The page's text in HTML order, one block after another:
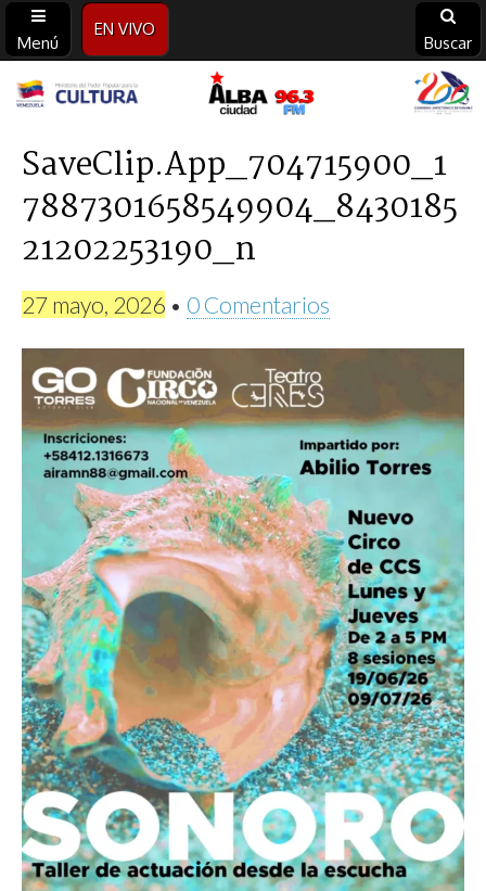
Menú
EN VIVO
Buscar
Alba
Ciudad
96.3
FM
SaveClip.App_704715900_1
7887301658549904_8430185
21202253190_n
27 mayo, 2026 • 0 Comentarios